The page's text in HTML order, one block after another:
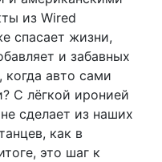
из Wired
спасает жизни,
и забавных
авто сами
С лёгкой иронией
сделает из наших
как в
это шаг к